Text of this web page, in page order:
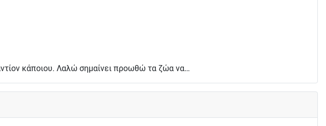
κάποιου. Λαλώ σημαίνει προωθώ τα ζώα να…